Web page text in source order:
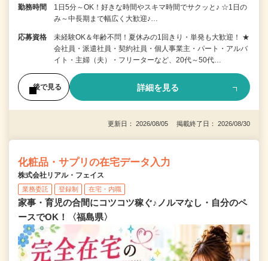
勤務時間
1日5分～OK！好きな時間やスキマ時間でサクッと♪ ☆1日の
み～中長期まで幅広く大歓迎♪…
応募資格
未経験OK＆年齢不問！夏休みの1回きり・単発も大歓迎！ ★
会社員・派遣社員・契約社員・個人事業主・パート・アルバ
イト・主婦（夫）・フリーターなど、20代～50代…
後で見る 詳細を見る
更新日： 2026/08/05 掲載終了日： 2026/08/30
化粧品・サプリの在宅データ入力
株式会社リアル・フェイス
業務委託 登録制 在宅・内職
家事・育児の合間にコツコツ稼ぐ♪ノルマなし・自分のペ
ースでOK！〈福島県〉